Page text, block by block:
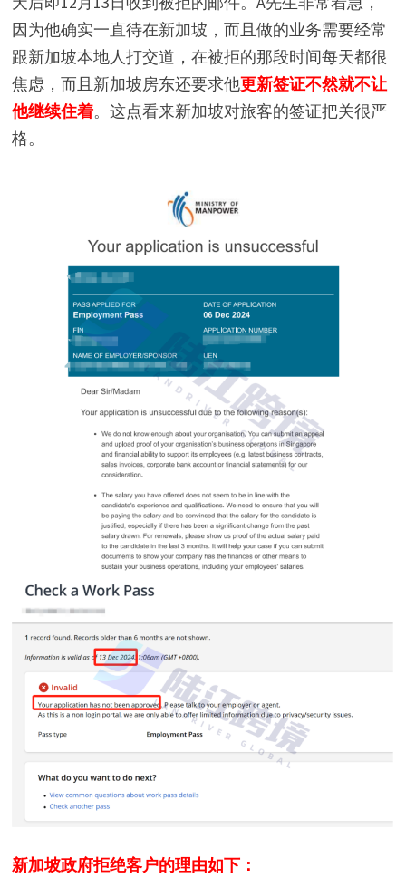
因为他确实一直待在新加坡，而且做的业务需要经常
跟新加坡本地人打交道，在被拒的那段时间每天都很
焦虑，而且新加坡房东还要求他更新签证不然就不让
他继续住着。这点看来新加坡对旅客的签证把关很严
格。
新加坡政府拒绝客户的理由如下：